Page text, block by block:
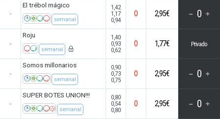
-
El trébol mágico
semanal
1,42
1,17
0,94
0 2,95€ 0
-
Roju
semanal
1,40
0,93
0,62
0 1,77€ Privado
-
Somos millonarios
semanal
0,90
0,73
0,75
0 2,95€ 0
-
SUPER BOTES UNION!!!
semanal
0,80
0,54
0,80
0 2,95€ 0